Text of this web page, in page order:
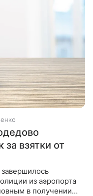
взятки от
из аэропорта
в получении